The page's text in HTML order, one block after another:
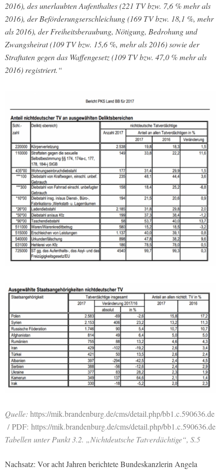
2016), des unerlaubten Aufenthaltes (221 TV bzw. 7,6 % mehr als
2016), der Beförderungserschleichung (169 TV bzw. 18,1 %, mehr
als 2016), der Freiheitsberaubung, Nötigung, Bedrohung und
Zwangsheirat (109 TV bzw. 15,6 %, mehr als 2016) sowie der
Straftaten gegen das Waffengesetz (109 TV bzw. 47,0 % mehr als
2016) registriert.“
Quelle: https://mik.brandenburg.de/cms/detail.php/bb1.c.590636.de
/PDF: https://mik.brandenburg.de/cms/detail.php/bb1.c.590636.de
Tabellen unter Punkt 3.2. „Nichtdeutsche Tatverdächtige“, S.5
Nachsatz: Vor acht Jahren berichtete Bundeskanzlerin Angela